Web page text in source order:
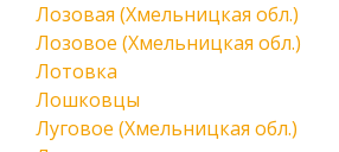
Лозовая (Хмельницкая обл.)
Лозовое (Хмельницкая обл.)
Лотовка
Лошковцы
Луговое (Хмельницкая обл.)